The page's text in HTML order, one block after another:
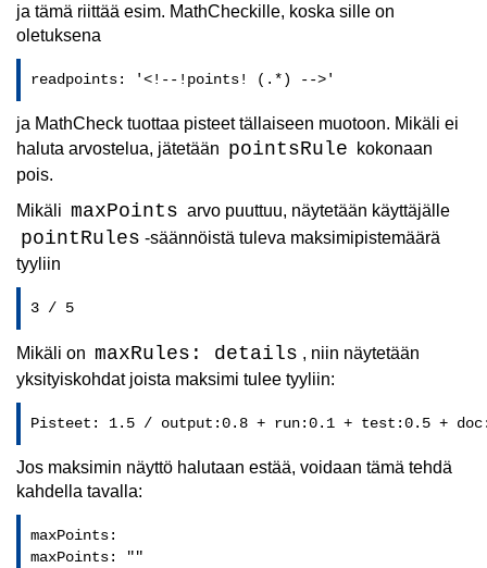
ja tämä riittää esim. MathCheckille, koska sille on
oletuksena
readpoints: '<!--!points! (.*) -->'
ja MathCheck tuottaa pisteet tällaiseen muotoon. Mikäli ei
haluta arvostelua, jätetään pointsRule
kokonaan
pois.
Mikäli maxPoints arvo puuttuu, näytetään käyttäjälle
pointRules -säännöistä tuleva maksimipistemäärä
tyyliin
3 / 5
Mikäli on maxRules: details , niin näytetään
yksityiskohdat joista maksimi tulee tyyliin:
Pisteet: 1.5 / output:0.8 + run:0.1 + test:0.5 +
Jos maksimin näyttö halutaan estää, voidaan tämä tehdä
kahdella tavalla:
maxPoints:
maxPoints: ""